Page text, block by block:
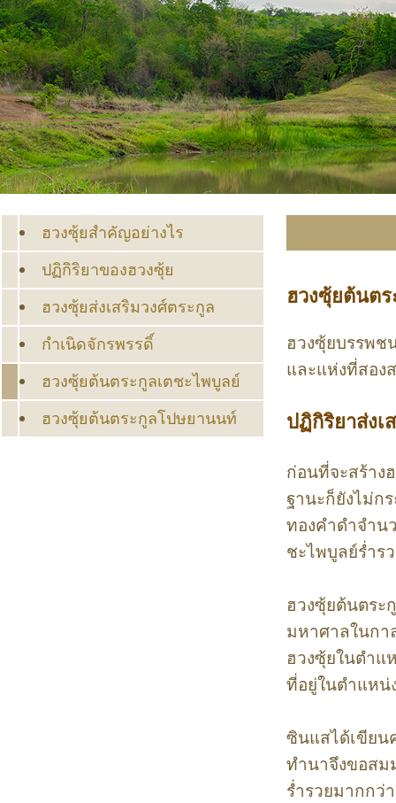
ฮวงซุ้ยสำคัญอย่างไร
ปฏิกิริยาของฮวงซุ้ย
ฮวงซุ้ยส่งเสริมวงศ์ตระกูล
กำเนิดจักรพรรดิ์
ฮวงซุ้ยต้นตระกูลเตชะไพบูลย์
ฮวงซุ้ยต้นตระกูลโปษยานนท์
ฮวงซุ้ยต้นต
ฮวงซุ้ยบรรพช
และแห่งที่สอง
ปฏิกิริยาส่งเ
ก่อนที่จะสร้า
ฐานะก็ยังไม่
ทองคำดำจำน
ชะไพบูลย์ร่ำร
ฮวงซุ้ยต้นตร
มหาศาลในก
ฮวงซุ้ยในตำแ
ที่อยู่ในตำแหน่
ซินแสได้เขียน
ทำนาจึงขอสม
ร่ำรวยมากกว่